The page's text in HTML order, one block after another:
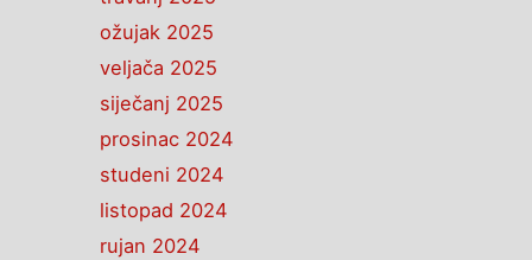
ožujak 2025
veljača 2025
siječanj 2025
prosinac 2024
studeni 2024
listopad 2024
rujan 2024